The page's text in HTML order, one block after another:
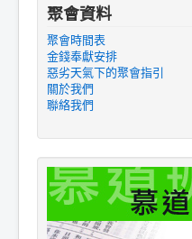
聚會資料
聚會時間表
金錢奉獻安排
惡劣天氣下的聚會指引
關於我們
聯絡我們